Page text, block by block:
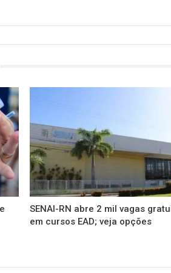
SENAI-RN abre 2 mil vagas
em cursos EAD; veja opções